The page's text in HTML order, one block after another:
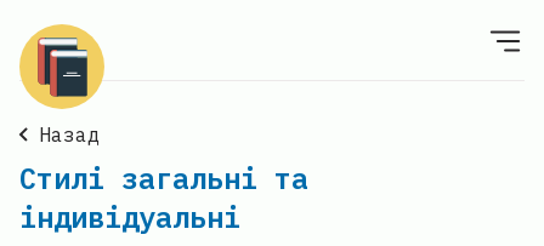
Назад
Стилі загальні та
індивідуальні